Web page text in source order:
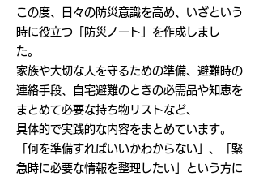
この度、日々の防災意識を高め、いざという
時に役立つ「防災ノート」を作成しまし
た。
家族や大切な人を守るための準備、避難時の
連絡手段、自宅避難のときの必需品や知恵を
まとめて必要な持ち物リストなど、
具体的で実践的な内容をまとめています。
「何を準備すればいいかわからない」、「緊
急時に必要な情報を整理したい」という方に